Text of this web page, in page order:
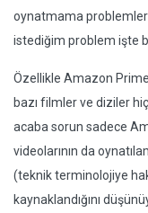
oynatmama
istediğim problem işte
Özellikle Amazon
bazı filmler ve diziler
acaba sorun sadece
videolarının da
(teknik terminolojiye
kaynaklandığını